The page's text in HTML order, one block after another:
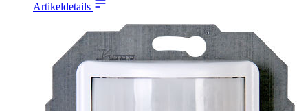
Artikeldetails